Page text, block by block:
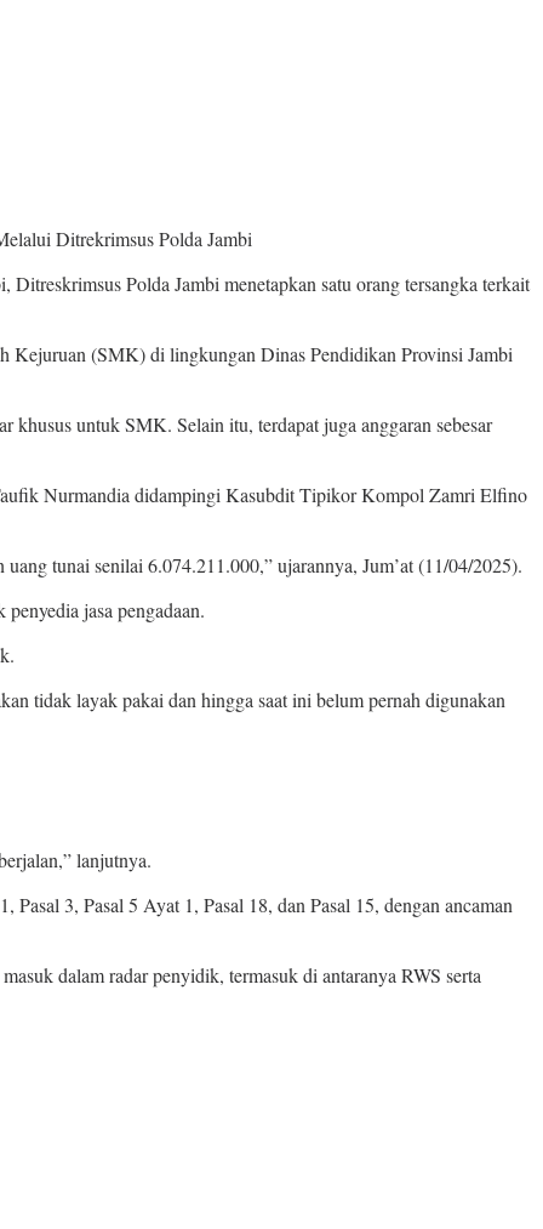
Ditrekrimsus Polda Jambi
Polda Jambi menetapkan satu orang tersangka terkait
Kejuruan (SMK) di lingkungan Dinas Pendidikan Provinsi Jambi
untuk SMK. Selain itu, terdapat juga anggaran sebesar
Nurmandia didampingi Kasubdit Tipikor Kompol Zamri Elfino
tunai senilai 6.074.211.000,” ujarannya, Jum’at (11/04/2025).
jasa pengadaan.
tidak layak pakai dan hingga saat ini belum pernah digunakan
lanjutnya.
3, Pasal 5 Ayat 1, Pasal 18, dan Pasal 15, dengan ancaman
dalam radar penyidik, termasuk di antaranya RWS serta